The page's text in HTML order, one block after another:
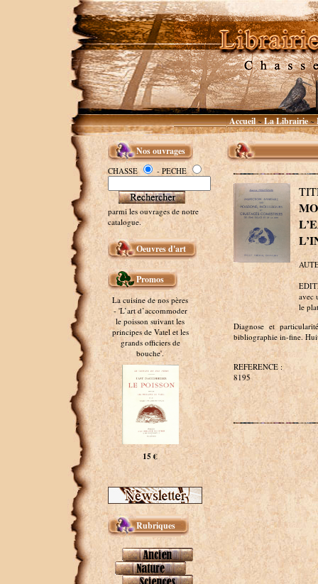
Accueil~La Librairie~
Nos ouvrages
CHASSE - PECHE
parmi les ouvrages de notre
catalogue.
Oeuvres d'art
Promos
La cuisine de nos pères
- 'L’art d’accommoder
le poisson suivant les
principes de Vatel et les
grands officiers de
bouche'.
15 €
Rubriques
avec
le
Diagnose et
bibliographie in-fine.
REFERENCE :
8195